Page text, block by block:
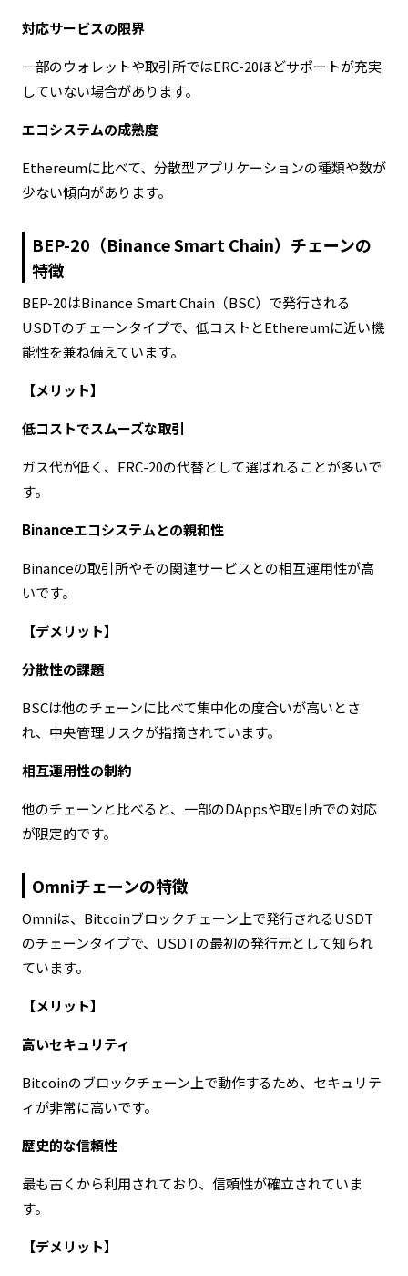
対応サービスの限界
一部のウォレットや取引所ではERC-20ほどサポートが充実
していない場合があります。
エコシステムの成熟度
Ethereumに比べて、分散型アプリケーションの種類や数が
少ない傾向があります。
BEP-20（Binance Smart Chain）チェーンの
特徴
BEP-20はBinance Smart Chain（BSC）で発行される
USDTのチェーンタイプで、低コストとEthereumに近い機
能性を兼ね備えています。
【メリット】
低コストでスムーズな取引
ガス代が低く、ERC-20の代替として選ばれることが多いで
す。
Binanceエコシステムとの親和性
Binanceの取引所やその関連サービスとの相互運用性が高
いです。
【デメリット】
分散性の課題
BSCは他のチェーンに比べて集中化の度合いが高いとさ
れ、中央管理リスクが指摘されています。
相互運用性の制約
他のチェーンと比べると、一部のDAppsや取引所での対応
が限定的です。
Omniチェーンの特徴
Omniは、Bitcoinブロックチェーン上で発行されるUSDT
のチェーンタイプで、USDTの最初の発行元として知られ
ています。
【メリット】
高いセキュリティ
Bitcoinのブロックチェーン上で動作するため、セキュリテ
ィが非常に高いです。
歴史的な信頼性
最も古くから利用されており、信頼性が確立されていま
す。
【デメリット】